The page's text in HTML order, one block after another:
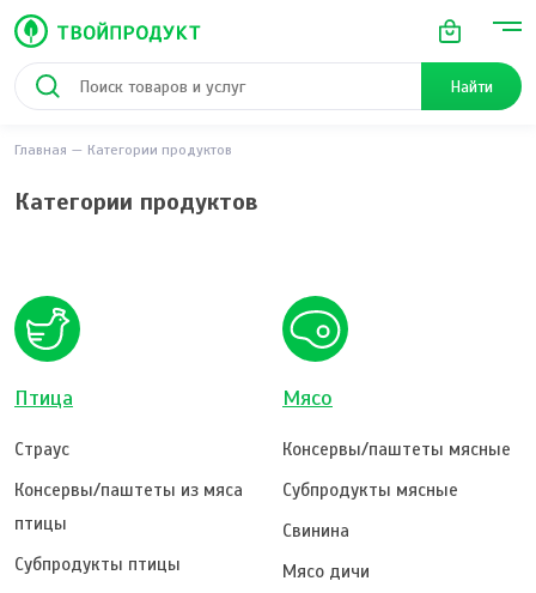
Найти
Главная Категории продуктов
Категории продуктов
Птица
Страус
Консервы/паштеты из мяса
птицы
Субпродукты птицы
Мясо
Консервы/паштеты мясные
Субпродукты мясные
Свинина
Мясо дичи